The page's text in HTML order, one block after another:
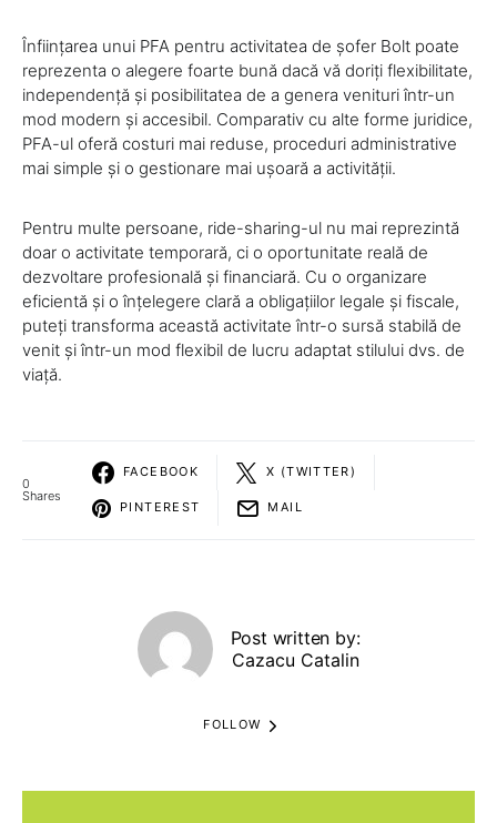
Înființarea unui PFA pentru activitatea de șofer Bolt poate
reprezenta o alegere foarte bună dacă vă doriți flexibilitate,
independență și posibilitatea de a genera venituri într-un
mod modern și accesibil. Comparativ cu alte forme juridice,
PFA-ul oferă costuri mai reduse, proceduri administrative
mai simple și o gestionare mai ușoară a activității.
Pentru multe persoane, ride-sharing-ul nu mai reprezintă
doar o activitate temporară, ci o oportunitate reală de
dezvoltare profesională și financiară. Cu o organizare
eficientă și o înțelegere clară a obligațiilor legale și fiscale,
puteți transforma această activitate într-o sursă stabilă de
venit și într-un mod flexibil de lucru adaptat stilului dvs. de
viață.
0
Shares
FACEBOOK X (TWITTER)
PINTEREST MAIL
Post written by:
Cazacu Catalin
FOLLOW